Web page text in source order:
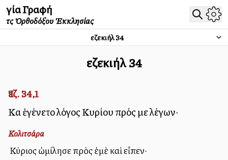
Ἁγία Γραφή
τῆς Ὀρθοδόξου Ἐκκλησίας
Ἰεζεκιήλ34
Ἰεζεκιήλ34
Ἰεζ. 34,1
Καὶ ἐγένετο λόγος Κυρίου πρός με λέγων·
Κολιτσάρα
Ὁ Κύριος ὡμίλησε πρὸς ἐμὲ καὶ εἶπεν·